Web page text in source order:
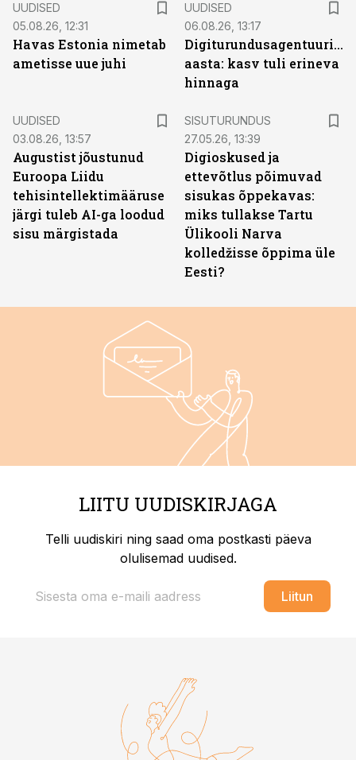
UUDISED
05.08.26, 12:31
Havas Estonia nimetab
ametisse uue juhi
UUDISED
06.08.26, 13:17
Digiturundusagentuuride
aasta: kasv tuli erineva
hinnaga
UUDISED
03.08.26, 13:57
Augustist jõustunud
Euroopa Liidu
tehisintellektimääruse
järgi tuleb AI-ga loodud
sisu märgistada
SISUTURUNDUS
27.05.26, 13:39
Digioskused ja
ettevõtlus põimuvad
sisukas õppekavas:
miks tullakse Tartu
Ülikooli Narva
kolledžisse õppima üle
Eesti?
LIITU UUDISKIRJAGA
Telli uudiskiri ning saad oma postkasti päeva
olulisemad uudised.
Liitun